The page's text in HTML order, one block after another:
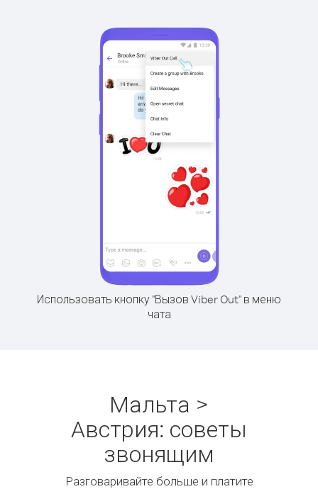
Использовать кнопку "Вызов Viber Out" в меню
чата
Мальта >
Австрия: советы
звонящим
Разговаривайте больше и платите